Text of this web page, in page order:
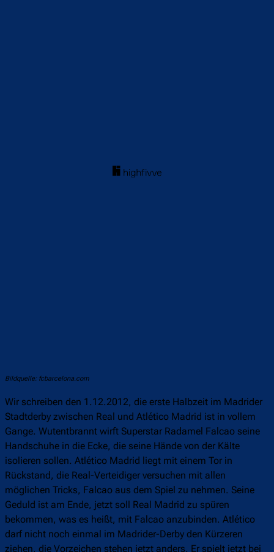
Bildquelle: fcbarcelona.com
Wir schreiben den 1.12.2012, die erste Halbzeit im Madrider
Stadtderby zwischen Real und Atlético Madrid ist in vollem
Gange. Wutentbrannt wirft Superstar Radamel Falcao seine
Handschuhe in die Ecke, die seine Hände von der Kälte
isolieren sollen. Atlético Madrid liegt mit einem Tor in
Rückstand, die Real-Verteidiger versuchen mit allen
möglichen Tricks, Falcao aus dem Spiel zu nehmen. Seine
Geduld ist am Ende, jetzt soll Real Madrid zu spüren
bekommen, was es heißt, mit Falcao anzubinden. Atlético
darf nicht noch einmal im Madrider-Derby den Kürzeren
ziehen, die Vorzeichen stehen jetzt anders. Er spielt jetzt bei